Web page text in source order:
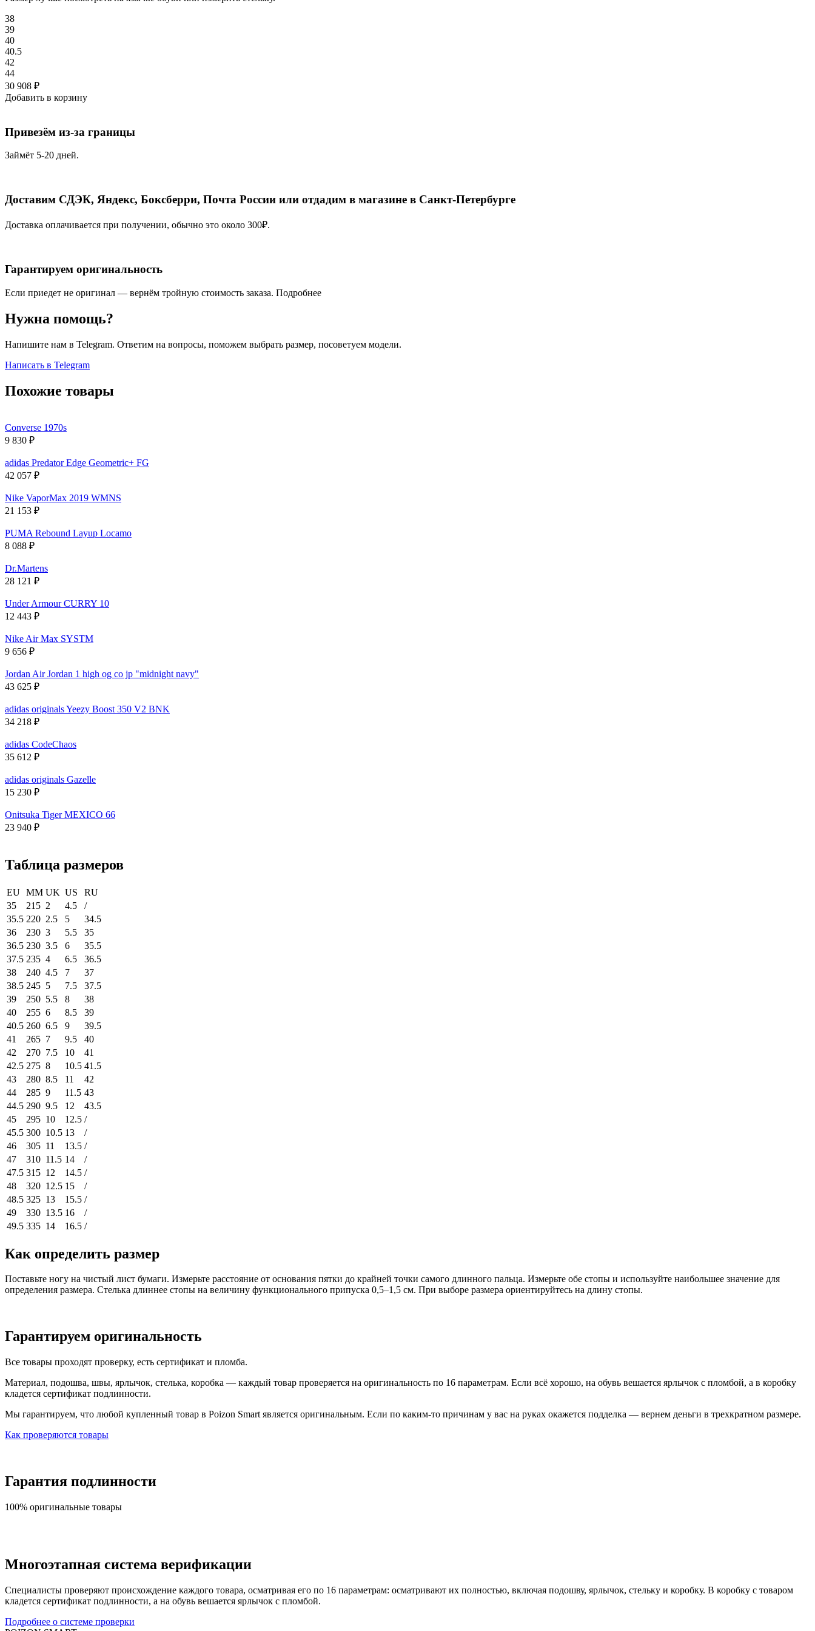
38
39
40
40.5
42
44
30 908 ₽
Добавить в корзину
Привезём из-за границы
Займёт 5-20 дней.
Доставим СДЭК, Яндекс, Боксберри, Почта России или отдадим в магазине в Санкт-Петербурге
Доставка оплачивается при получении, обычно это около 300₽.
Гарантируем оригинальность
Если приедет не оригинал — вернём тройную стоимость заказа. Подробнее
Нужна помощь?
Напишите нам в Telegram. Ответим на вопросы, поможем выбрать размер, посоветуем модели.
Написать в Telegram
Похожие товары
Converse 1970s
9 830 ₽
adidas Predator Edge Geometric+ FG
42 057 ₽
Nike VaporMax 2019 WMNS
21 153 ₽
PUMA Rebound Layup Locamo
8 088 ₽
Dr.Martens
28 121 ₽
Under Armour CURRY 10
12 443 ₽
Nike Air Max SYSTM
9 656 ₽
Jordan Air Jordan 1 high og co jp "midnight navy"
43 625 ₽
adidas originals Yeezy Boost 350 V2 BNK
34 218 ₽
adidas CodeChaos
35 612 ₽
adidas originals Gazelle
15 230 ₽
Onitsuka Tiger MEXICO 66
23 940 ₽
Таблица размеров
EU MM UK US
RU
35
215 2 4.5
/
35.5 220 2.5 5
34.5
36
230 3 5.5
35
36.5 230 3.5 6
35.5
37.5 235 4 6.5
36.5
38
240 4.5 7
37
38.5 245 5 7.5
37.5
39
250 5.5 8
38
40
255 6 8.5
39
40.5 260 6.5 9
39.5
41
265 7 9.5
40
42
270 7.5 10
41
42.5 275 8 10.5 41.5
43
280 8.5 11
42
44
285 9 11.5 43
44.5 290 9.5 12
43.5
45
295 10 12.5 /
45.5 300 10.5 13
/
46
305 11 13.5 /
47
310 11.5 14
/
47.5 315 12 14.5 /
48
320 12.5 15
/
48.5 325 13 15.5 /
49
330 13.5 16
/
49.5 335 14 16.5 /
Как определить размер
Поставьте ногу на чистый лист бумаги. Измерьте расстояние от основания пятки до крайней точки самого длинного пальца. Измерьте обе стопы и используйте наибольшее значение для
определения размера. Стелька длиннее стопы на величину функционального припуска 0,5–1,5 см. При выборе размера ориентируйтесь на длину стопы.
Гарантируем оригинальность
Все товары проходят проверку, есть сертификат и пломба.
Материал, подошва, швы, ярлычок, стелька, коробка — каждый товар проверяется на оригинальность по 16 параметрам. Если всё хорошо, на обувь вешается ярлычок с пломбой, а в коробку
кладется сертификат подлинности.
Мы гарантируем, что любой купленный товар в Poizon Smart является оригинальным. Если по каким-то причинам у вас на руках окажется подделка — вернем деньги в трехкратном размере.
Как проверяются товары
Гарантия подлинности
100% оригинальные товары
Многоэтапная система верификации
Специалисты проверяют происхождение каждого товара, осматривая его по 16 параметрам: осматривают их полностью, включая подошву, ярлычок, стельку и коробку. В коробку с товаром
кладется сертификат подлинности, а на обувь вешается ярлычок с пломбой.
Подробнее о системе проверки